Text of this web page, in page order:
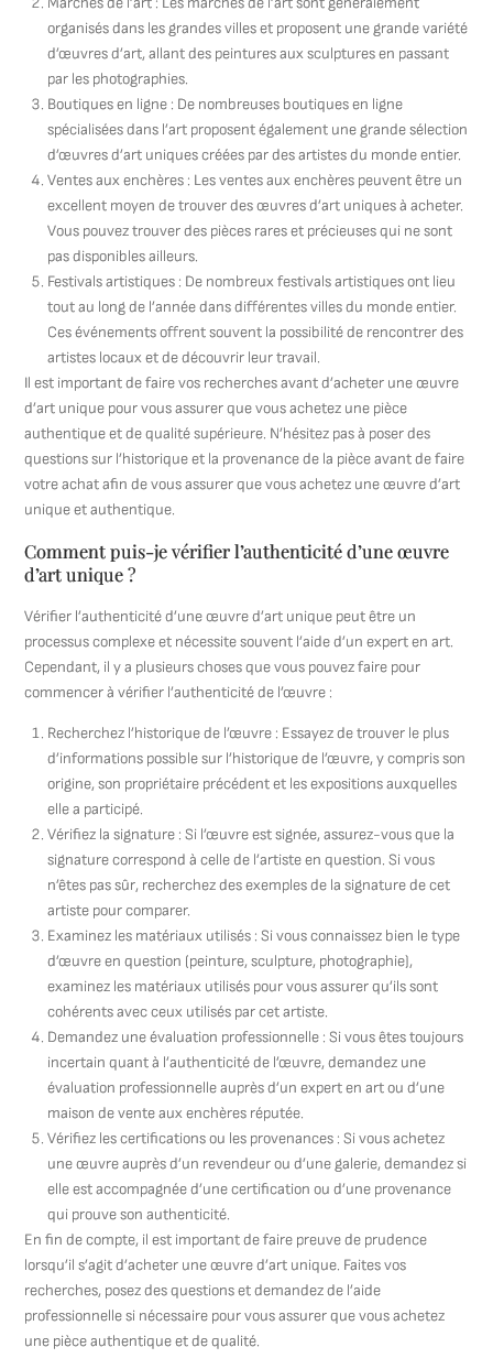
organisés dans les grandes villes et proposent une grande variété
d’œuvres d’art, allant des peintures aux sculptures en passant
par les photographies.
Boutiques en ligne : De nombreuses boutiques en ligne
spécialisées dans l’art proposent également une grande sélection
d’œuvres d’art uniques créées par des artistes du monde entier.
Ventes aux enchères : Les ventes aux enchères peuvent être un
excellent moyen de trouver des œuvres d’art uniques à acheter.
Vous pouvez trouver des pièces rares et précieuses qui ne sont
pas disponibles ailleurs.
Festivals artistiques : De nombreux festivals artistiques ont lieu
tout au long de l’année dans différentes villes du monde entier.
Ces événements offrent souvent la possibilité de rencontrer des
artistes locaux et de découvrir leur travail.
Il est important de faire vos recherches avant d’acheter une œuvre
d’art unique pour vous assurer que vous achetez une pièce
authentique et de qualité supérieure. N’hésitez pas à poser des
questions sur l’historique et la provenance de la pièce avant de faire
votre achat afin de vous assurer que vous achetez une œuvre d’art
unique et authentique.
Comment puis-je vérifier l’authenticité d’une œuvre
d’art unique ?
Vérifier l’authenticité d’une œuvre d’art unique peut être un
processus complexe et nécessite souvent l’aide d’un expert en art.
Cependant, il y a plusieurs choses que vous pouvez faire pour
commencer à vérifier l’authenticité de l’œuvre :
Recherchez l’historique de l’œuvre : Essayez de trouver le plus
d’informations possible sur l’historique de l’œuvre, y compris son
origine, son propriétaire précédent et les expositions auxquelles
elle a participé.
Vérifiez la signature : Si l’œuvre est signée, assurez-vous que la
signature correspond à celle de l’artiste en question. Si vous
n’êtes pas sûr, recherchez des exemples de la signature de cet
artiste pour comparer.
Examinez les matériaux utilisés : Si vous connaissez bien le type
d’œuvre en question (peinture, sculpture, photographie),
examinez les matériaux utilisés pour vous assurer qu’ils sont
cohérents avec ceux utilisés par cet artiste.
Demandez une évaluation professionnelle : Si vous êtes toujours
incertain quant à l’authenticité de l’œuvre, demandez une
évaluation professionnelle auprès d’un expert en art ou d’une
maison de vente aux enchères réputée.
Vérifiez les certifications ou les provenances : Si vous achetez
une œuvre auprès d’un revendeur ou d’une galerie, demandez si
elle est accompagnée d’une certification ou d’une provenance
qui prouve son authenticité.
En fin de compte, il est important de faire preuve de prudence
lorsqu’il s’agit d’acheter une œuvre d’art unique. Faites vos
recherches, posez des questions et demandez de l’aide
professionnelle si nécessaire pour vous assurer que vous achetez
une pièce authentique et de qualité.